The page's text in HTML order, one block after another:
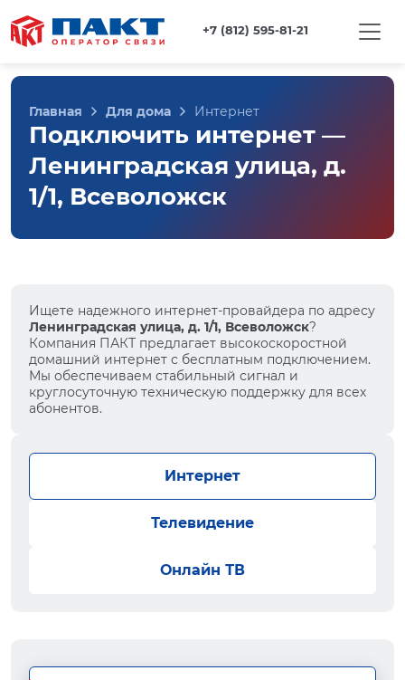
+7 (812) 595-81-21
Главная Для дома Интернет
Подключить интернет —
Ленинградская улица, д.
1/1, Всеволожск
Ищете надежного интернет-провайдера по адресу
Ленинградская улица, д. 1/1, Всеволожск?
Компания ПАКТ предлагает высокоскоростной
домашний интернет с бесплатным подключением.
Мы обеспечиваем стабильный сигнал и
круглосуточную техническую поддержку для всех
абонентов.
Интернет
Телевидение
Онлайн ТВ